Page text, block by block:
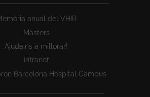
anual del VHIR
Màsters
Ajuda'ns a millorar!
Intranet
Barcelona Hospital Campus